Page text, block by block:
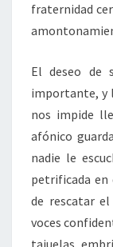
fraternidad
El deseo de
importante, y
nos impide
afónico
nadie le
petrificada en
de rescatar
voces
tajuelas